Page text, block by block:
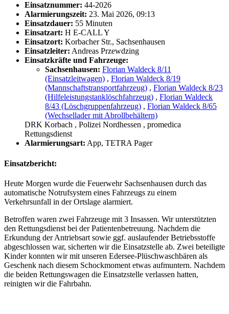
Einsatznummer: 44-2026
Alarmierungszeit: 23. Mai 2026, 09:13
Einsatzdauer: 55 Minuten
Einsatzart: H E-CALL Y
Einsatzort: Korbacher Str., Sachsenhausen
Einsatzleiter: Andreas Przewdzing
Einsatzkräfte und Fahrzeuge:
Sachsenhausen: Florian Waldeck 8/11
(Einsatzleitwagen) , Florian Waldeck 8/19
(Mannschaftstransportfahrzeug) , Florian Waldeck 8/23
(Hilfeleistungstanklöschfahrzeug) , Florian Waldeck
8/43 (Löschgruppenfahrzeug) , Florian Waldeck 8/65
(Wechsellader mit Abrollbehältern)
DRK Korbach , Polizei Nordhessen , promedica
Rettungsdienst
Alarmierungsart: App, TETRA Pager
Einsatzbericht:
Heute Morgen wurde die Feuerwehr Sachsenhausen durch das
automatische Notrufsystem eines Fahrzeugs zu einem
Verkehrsunfall in der Ortslage alarmiert.
Betroffen waren zwei Fahrzeuge mit 3 Insassen. Wir unterstützten
den Rettungsdienst bei der Patientenbetreuung. Nachdem die
Erkundung der Antriebsart sowie ggf. auslaufender Betriebsstoffe
abgeschlossen war, sicherten wir die Einsatzstelle ab. Zwei beteiligte
Kinder konnten wir mit unseren Edersee-Plüschwaschbären als
Geschenk nach diesem Schockmoment etwas aufmuntern. Nachdem
die beiden Rettungswagen die Einsatzstelle verlassen hatten,
reinigten wir die Fahrbahn.